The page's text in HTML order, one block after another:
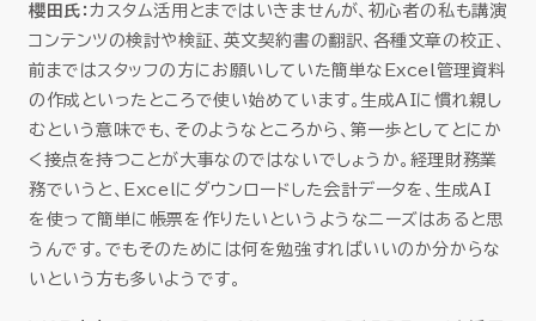
櫻田氏：カスタム活用とまではいきませんが、初心者の私も講演
コンテンツの検討や検証、英文契約書の翻訳、各種文章の校正、
前まではスタッフの方にお願いしていた簡単なExcel管理資料
の作成といったところで使い始めています。生成AIに慣れ親し
むという意味でも、そのようなところから、第一歩としてとにか
く接点を持つことが大事なのではないでしょうか。経理財務業
務でいうと、Excelにダウンロードした会計データを、生成AI
を使って簡単に帳票を作りたいというようなニーズはあると思
うんです。でもそのためには何を勉強すればいいのか分からな
いという方も多いようです。